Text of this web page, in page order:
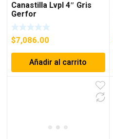
Canastilla Lvpl 4″ Gris
Gerfor
$7,086.00
Añadir al carrito